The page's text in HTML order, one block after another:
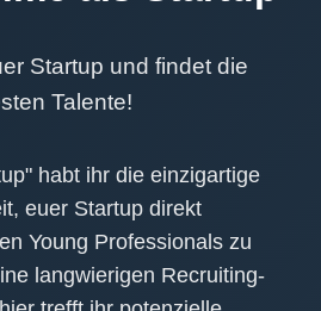
Startup und findet die
Talente!
habt ihr die einzigartige
euer Startup direkt
Young Professionals zu
langwierigen Recruiting-